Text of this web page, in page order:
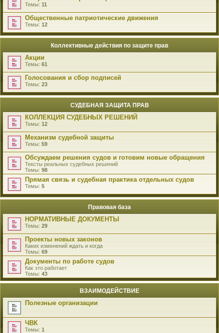
Темы: 11
Общественные патриотические движения
Темы: 12
Коллективные действия по защите прав
Акции
Темы: 61
Голосования и сбор подписей
Темы: 23
СУДЕБНАЯ ЗАЩИТА ПРАВ
КОЛЛЕКЦИЯ СУДЕБНЫХ РЕШЕНИЙ
Темы: 12
Механизм судебной защиты
Темы: 59
Обсуждаем решения судов и готовим новые обращения
Тексты реальных судебных решений
Темы: 98
Прямая связь и судебная практика отдельных судов
Темы: 5
Правовая база
НОРМАТИВНЫЕ ДОКУМЕНТЫ
Темы: 29
Проекты новых законов
Каких изменений ждать и когда
Темы: 69
Документы по работе судов
Как это работает
Темы: 43
ВЗАИМОДЕЙСТВИЕ
Полезные организации
ЧВК
Темы: 1